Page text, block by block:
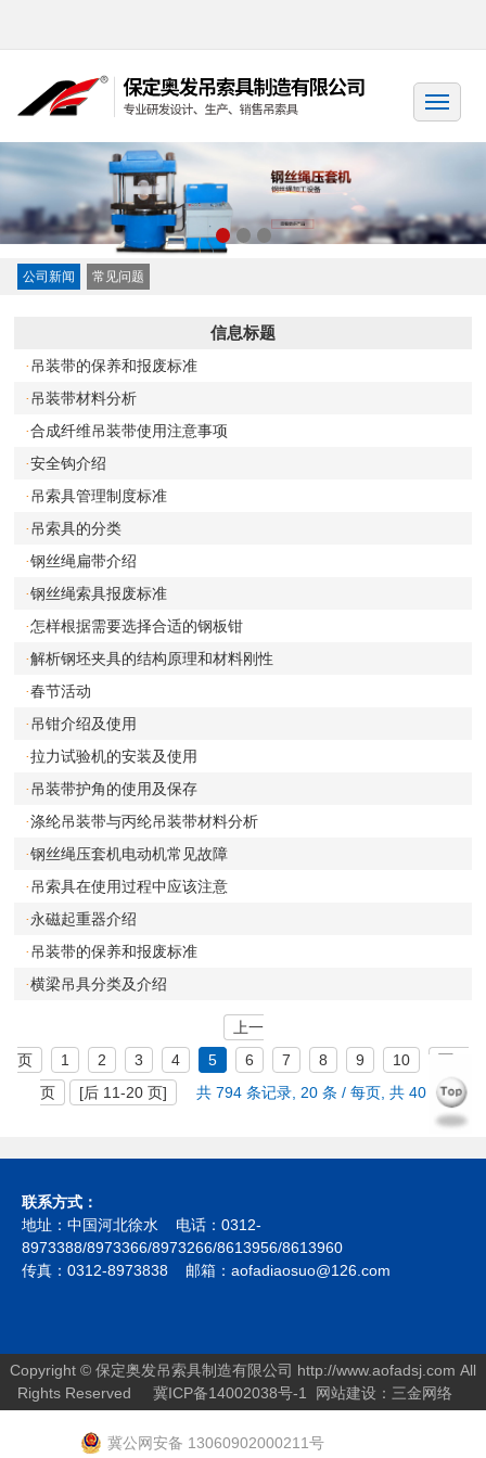
公司新闻 常见问题
信息标题
· 吊装带的保养和报废标准
· 吊装带材料分析
·合成纤维吊装带使用注意事项
·安全钩介绍
· 吊索具管理制度标准
· 吊索具的分类
·钢丝绳扁带介绍
·钢丝绳索具报废标准
·怎样根据需要选择合适的钢板钳
·解析钢坯夹具的结构原理和材料刚性
·春节活动
· 吊钳介绍及使用
·拉力试验机的安装及使用
· 吊装带护角的使用及保存
·涤纶吊装带与丙纶吊装带材料分析
·钢丝绳压套机电动机常见故障
· 吊索具在使用过程中应该注意
· 永磁起重器介绍
· 吊装带的保养和报废标准
·横梁吊具分类及介绍
上一
页
1 2 3 4 5 6 7 8 9 10
下一
页
[后 11-20 页] 共 794条记录, 20条 / 每页, 共 40页
联系方式：
地址：中国河北徐水 电话：0312-
8973388/8973366/8973266/8613956/8613960
传真：0312-8973838 邮箱：aofadiaosuo@126.com
Copyright © 保定奥发吊索具制造有限公司 http://www.aofadsj.com All
Rights Reserved
冀ICP备14002038号-1 网站建设： 三金网络
冀公网安备 13060902000211号